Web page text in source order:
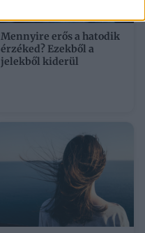
Mennyire erős a hatodik
érzéked? Ezekből a
jelekből kiderül